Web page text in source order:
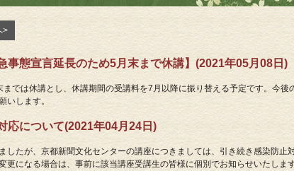
>
事態宣言延長のため5月末まで休講】(2021年05月08日)
では休講とし、休講期間の受講料を7月以降に振り替える予定です。今
いします。
応について(2021年04月24日)
したが、京都新聞文化センターの講座につきましては、引き続き感染防
更になる場合は、事前に該当講座受講生の皆様に個別でお知らせいたし